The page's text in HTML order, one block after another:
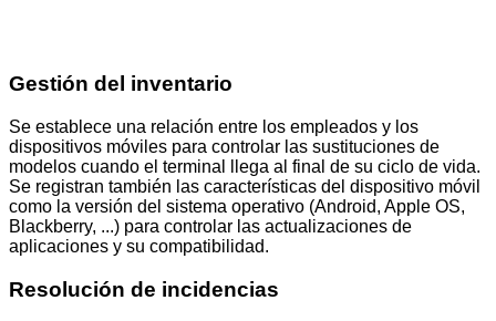
Gestión del inventario
Se establece una relación entre los empleados y los
dispositivos móviles para controlar las sustituciones de
modelos cuando el terminal llega al final de su ciclo de vida.
Se registran también las características del dispositivo móvil
como la versión del sistema operativo (Android, Apple OS,
Blackberry, ...) para controlar las actualizaciones de
aplicaciones y su compatibilidad.
Resolución de incidencias